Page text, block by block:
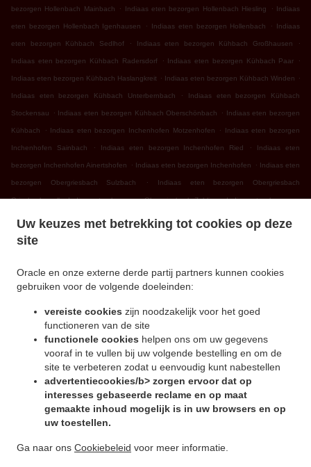
Uw keuzes met betrekking tot cookies op deze
site
Oracle en onze externe derde partij partners kunnen cookies
gebruiken voor de volgende doeleinden:
vereiste cookies zijn noodzakelijk voor het goed
functioneren van de site
functionele cookies helpen ons om uw gegevens
vooraf in te vullen bij uw volgende bestelling en om de
site te verbeteren zodat u eenvoudig kunt nabestellen
advertentiecookies/b> zorgen ervoor dat op
interesses gebaseerde reclame en op maat
gemaakte inhoud mogelijk is in uw browsers en op
uw toestellen.
Ga naar ons Cookiebeleid voor meer informatie.
bezorgen Hollenbach Mainbach . Indiaas eten bezorgen Hollenbach Hiesling . Indiaas
eten bezorgen Hollenbach Igenhausen . Indiaas eten bezorgen Hollenbach . Indiaas
eten bezorgen Kühbach Sedlhof . Indiaas eten bezorgen Kühbach Großhausen .
Indiaas eten bezorgen Kühbach Radersdorf . Indiaas eten bezorgen Kühbach Paar .
Indiaas eten bezorgen Kühbach Haslangkreit . Indiaas eten bezorgen Kühbach Winden .
Indiaas eten bezorgen Kühbach Unterbernbach . Indiaas eten bezorgen Kühbach
Stockensau . Indiaas eten bezorgen Kühbach Oberschönbach . Indiaas eten bezorgen
Kühbach . Indiaas eten bezorgen Inchenhofen Motzenhofen . Indiaas eten bezorgen
Inchenhofen Sainbach . Indiaas eten bezorgen Inchenhofen Ried . Indiaas eten
bezorgen Inchenhofen Ainertshofen . Indiaas eten bezorgen Inchenhofen . Indiaas eten
bezorgen Obergriesbach Sulzbach . Indiaas eten bezorgen Obergriesbach
Griesbeckerzell . Indiaas eten bezorgen Obergriesbach Zahling . Indiaas eten bezorgen
Obergriesbach Edenried Indiaas eten bezorgen Obergriesbach Indiaas eten bezorgen
Altomünster Xyger
bezorgen Altomünster Rudersberg Indiaas eten bezorgen Altomünster Teufelsberg
Indiaas eten bezorgen Altomünster . Indiaas eten bezorgen Sielenbach Gollenhof
Schafhausen Indiaas eten bezorgen Sielenbach .
Wessiszell . Indiaas eten bezorgen Dasing Laimering . Indiaas eten bezorgen Dasing
Indiaas eten bezorgen Dasing Bitzenhofen . Indiaas eten bezorgen Dasing
. . Indiaas eten bezorgen Schiltberg
Untermauerbach Indiaas eten bezorgen Schiltberg Allenberg Indiaas eten bezorgen
Schiltberg Rapperzell . Indiaas eten bezorgen Schiltberg Bergen . Indiaas eten bezorgen
Schiltberg Gundertshausen . Indiaas eten bezorgen Schiltberg
Gachenbach Westerham Indiaas eten bezorgen Gachenbach